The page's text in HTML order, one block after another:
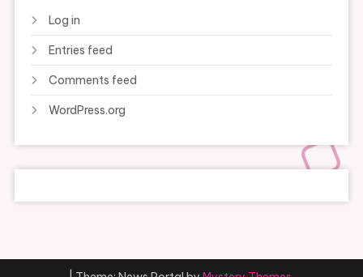
Log in
Entries feed
Comments feed
WordPress.org